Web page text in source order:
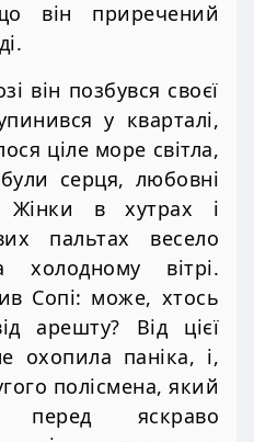
він приречений
він позбувся своєї
у кварталі,
ціле море світла,
серця, любовні
Жінки в хутрах і
пальтах весело
холодному вітрі.
Сопі: може, хтось
арешту? Від цієї
охопила паніка, і,
полісмена, який
перед яскраво